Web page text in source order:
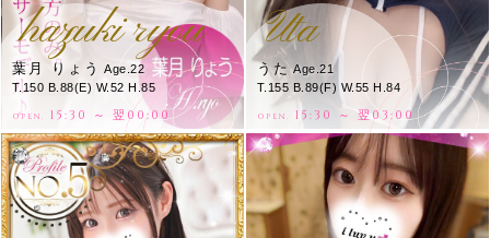
hazuki ryou
葉月 りょう
Age.22
T.150 B.88(E) W.52 H.85
OPEN. 15:30 ～ 翌00:00
Uta
うた Age.21
T.155 B.89(F) W.55 H.84
OPEN. 15:30 ～ 翌03:00